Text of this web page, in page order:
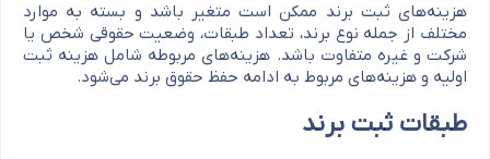
هزینه‌های ثبت برند ممکن است متغیر باشد و بسته به موارد
مختلف از جمله نوع برند، تعداد طبقات، وضعیت حقوقی شخص یا
شرکت و غیره متفاوت باشد. هزینه‌های مربوطه شامل هزینه ثبت
اولیه و هزینه‌های مربوط به ادامه حفظ حقوق برند می‌شود.
طبقات ثبت برند